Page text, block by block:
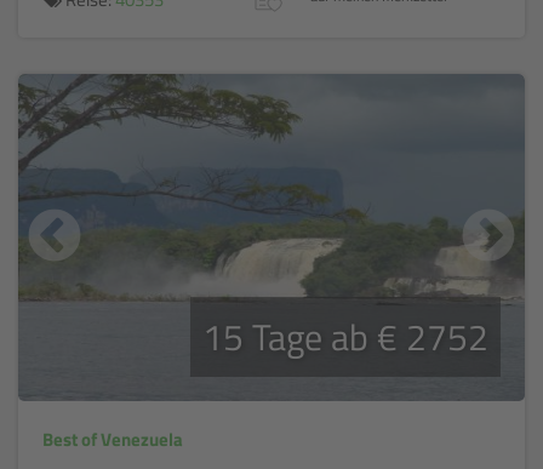
15 Tage ab € 2752
Best of Venezuela